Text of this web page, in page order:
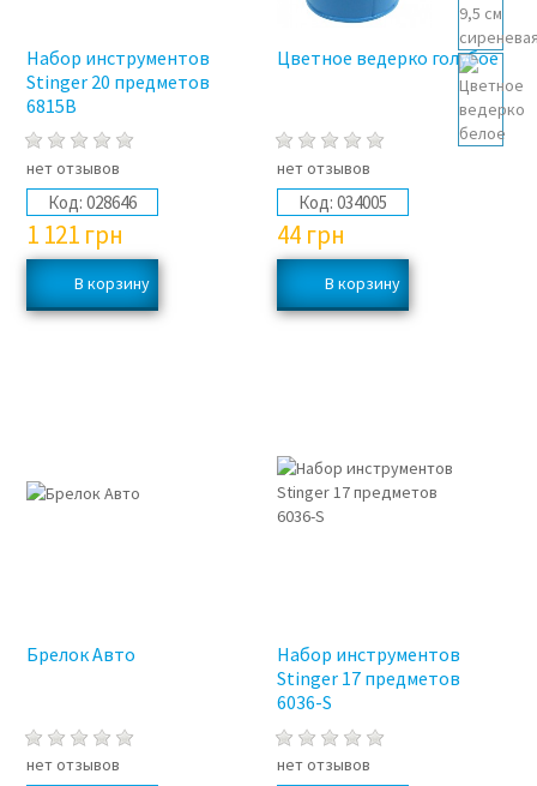
Набор инструментов
Stinger 20 предметов
6815B
нет отзывов
Код: 028646
1 121 грн
Цветное ведерко голубое
нет отзывов
Код: 034005
44 грн
Брелок Авто
нет отзывов
Набор инструментов
Stinger 17 предметов
6036-S
нет отзывов